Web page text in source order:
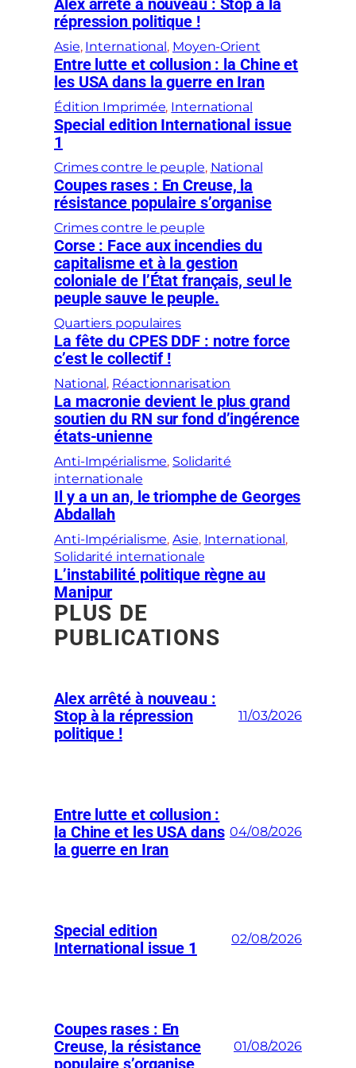
Alex arrêté à nouveau : Stop à la
répression politique !
Asie, International , Moyen-Orient
Entre lutte et collusion : la Chine et
les USA dans la guerre en Iran
Édition Imprimée, International
Special edition International issue
1
Crimes contre le peuple, National
Coupes rases : En Creuse, la
résistance populaire s’organise
Crimes contre le peuple
Corse : Face aux incendies du
capitalisme et à la gestion
coloniale de l’État français, seul le
peuple sauve le peuple.
Quartiers populaires
La fête du CPES DDF : notre force
c’est le collectif !
National , Réactionnarisation
La macronie devient le plus grand
soutien du RN sur fond d’ingérence
états-unienne
Anti-Impérialisme, Solidarité
internationale
Il y a un an, le triomphe de Georges
Abdallah
Anti-Impérialisme, Asie, International
Solidarité internationale
L’instabilité politique règne au
Manipur
PLUS DE
PUBLICATIONS
Alex arrêté à nouveau :
Stop à la répression
politique !
11/03/2026
Entre lutte et collusion :
la Chine et les USA dans
la guerre en Iran
04/08/2026
Special edition
International issue 1
02/08/2026
Coupes rases : En
Creuse, la résistance
01/08/2026